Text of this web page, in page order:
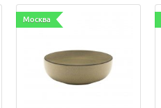
Москва